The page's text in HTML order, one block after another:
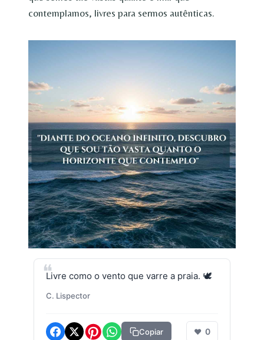
contemplamos, livres para sermos autênticas.
Livre como o vento que varre a praia. 🕊️
C. Lispector
Copiar ❤ 0